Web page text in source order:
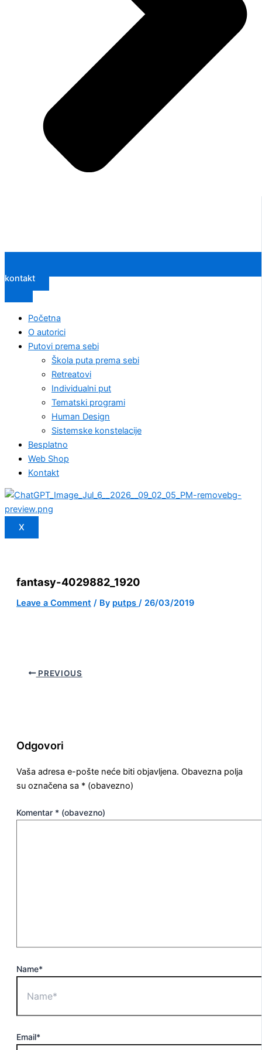
kontakt
Početna
O autorici
Putovi prema sebi
Škola puta prema sebi
Retreatovi
Individualni put
Tematski programi
Human Design
Sistemske konstelacije
Besplatno
Web Shop
Kontakt
X
fantasy-4029882_1920
Leave a Comment / By putps / 26/03/2019
PREVIOUS
Odgovori
Vaša adresa e-pošte neće biti objavljena. Obavezna polja
su označena sa * (obavezno)
Komentar * (obavezno)
Name*
Email*